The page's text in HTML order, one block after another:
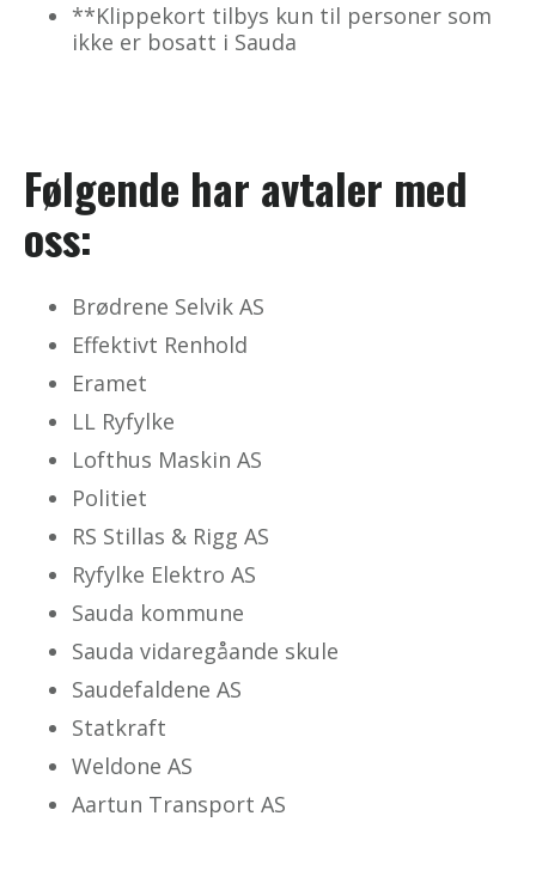
**Klippekort tilbys kun til personer som
ikke er bosatt i Sauda
Følgende har avtaler med
oss:
Brødrene Selvik AS
Effektivt Renhold
Eramet
LL Ryfylke
Lofthus Maskin AS
Politiet
RS Stillas & Rigg AS
Ryfylke Elektro AS
Sauda kommune
Sauda vidaregåande skule
Saudefaldene AS
Statkraft
Weldone AS
Aartun Transport AS